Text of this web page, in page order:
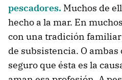
pescadores. Muchos de
hecho a la mar. En
con una tradición
de subsistencia. O ambas
seguro que ésta es la